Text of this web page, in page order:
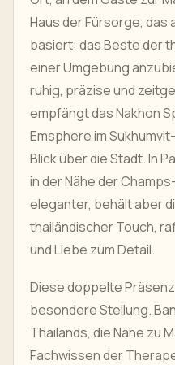
Haus der Fürsorge, das
basiert: das Beste der
einer Umgebung
ruhig, präzise und
empfängt das Nakhon
Emsphere im
Blick über die Stadt. In
in der Nähe der
eleganter, behält aber
thailändischer Touch,
und Liebe zum Detail.
Diese doppelte
besondere Stellung.
Thailands, die Nähe zu
Fachwissen der